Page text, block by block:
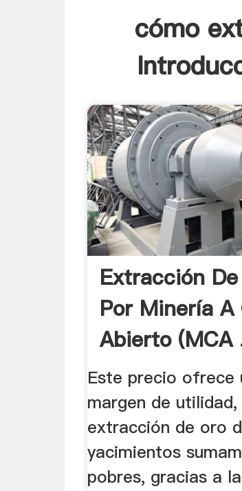
cómo
Extracción
Por Minería A
Abierto (MCA
Este precio ofrece
margen de
extracción de oro
yacimientos
pobres, gracias a la